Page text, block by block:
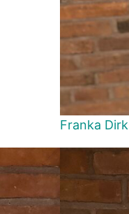
Franka